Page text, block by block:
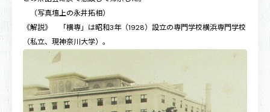
（写真壇上の永井拓相）
《解説》 「横専」は昭和3年（1928）設立の専門学校横浜専門学校
（私立、現神奈川大学）。